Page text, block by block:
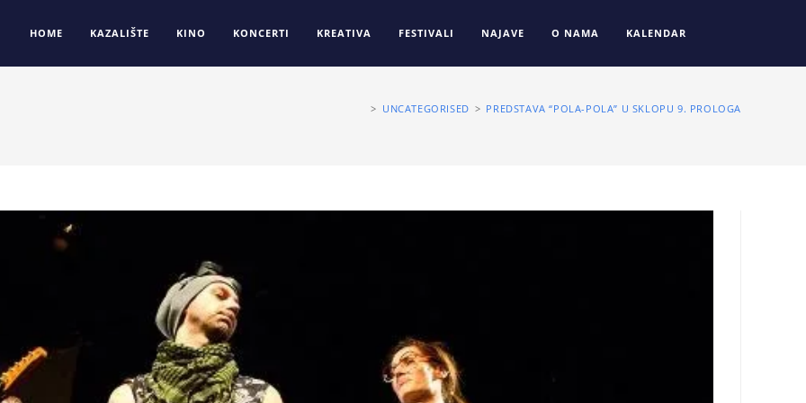
HOME KAZALIŠTE KINO KONCERTI KREATIVA FESTIVALI NAJAVE O NAMA KALENDAR
> UNCATEGORISED > PREDSTAVA “POLA-POLA” U SKLOPU 9. PROLOGA